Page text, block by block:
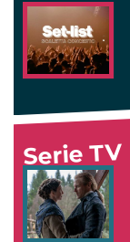
Serie TV